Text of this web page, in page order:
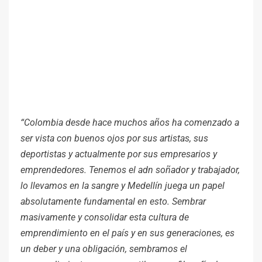
“Colombia desde hace muchos años ha comenzado a
ser vista con buenos ojos por sus artistas, sus
deportistas y actualmente por sus empresarios y
emprendedores. Tenemos el adn soñador y trabajador,
lo llevamos en la sangre y Medellín juega un papel
absolutamente fundamental en esto. Sembrar
masivamente y consolidar esta cultura de
emprendimiento en el país y en sus generaciones, es
un deber y una obligación, sembramos el